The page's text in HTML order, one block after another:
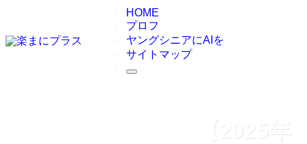
HOME
プロフ
ヤングシニアにAIを
サイトマップ
【2025年